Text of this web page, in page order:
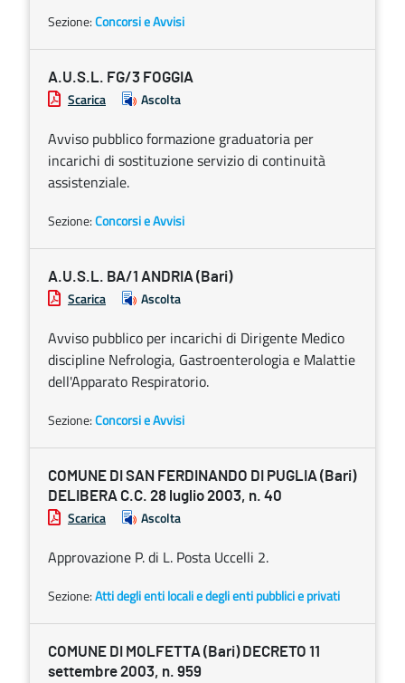
Sezione:Concorsi e Avvisi
A.U.S.L. FG/3 FOGGIA
Scarica Ascolta
Avviso pubblico formazione graduatoria per
incarichi di sostituzione servizio di continuità
assistenziale.
Sezione:Concorsi e Avvisi
A.U.S.L. BA/1 ANDRIA (Bari)
Scarica Ascolta
Avviso pubblico per incarichi di Dirigente Medico
discipline Nefrologia, Gastroenterologia e Malattie
dell'Apparato Respiratorio.
Sezione:Concorsi e Avvisi
COMUNE DI SAN FERDINANDO DI PUGLIA (Bari)
DELIBERA C.C. 28 luglio 2003, n. 40
Scarica Ascolta
Approvazione P. di L. Posta Uccelli 2.
Sezione:Atti degli enti locali e degli enti pubblici e privati
COMUNE DI MOLFETTA (Bari) DECRETO 11
settembre 2003, n. 959